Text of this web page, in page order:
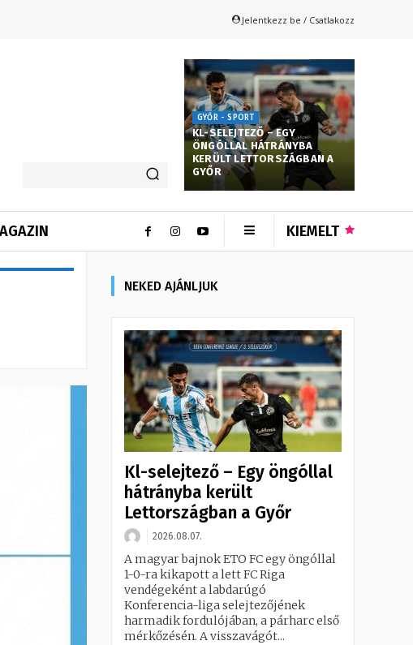
Jelentkezz be / Csatlakozz
GYŐR - SPORT
KL-SELEJTEZŐ – EGY
ÖNGÓLLAL HÁTRÁNYBA
KERÜLT LETTORSZÁGBAN A
GYŐR
KIEMELT
NEKED AJÁNLJUK
Kl-selejtező – Egy öngóllal
hátrányba került
Lettországban a Győr
2026.08.07.
A magyar bajnok ETO FC egy öngóllal
1-0-ra kikapott a lett FC Riga
vendégeként a labdarúgó
Konferencia-liga selejtezőjének
harmadik fordulójában, a párharc első
mérkőzésén. A visszavágót...